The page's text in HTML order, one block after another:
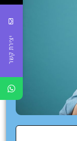
יצירת קשר